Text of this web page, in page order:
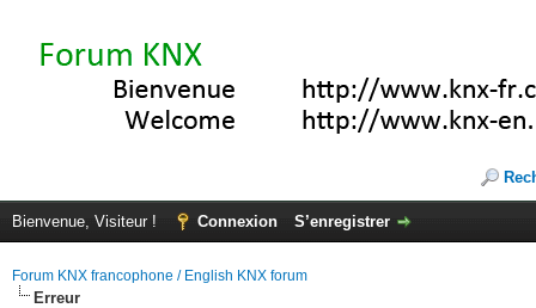
Bienvenue, Visiteur ! Connexion S’enregistrer
Forum KNX francophone / English KNX forum
Erreur